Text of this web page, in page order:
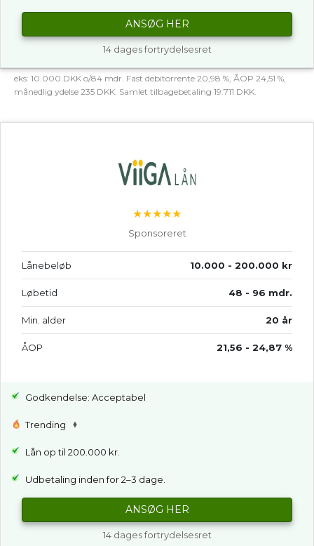
ANSØG HER
14 dages fortrydelsesret
eks: 10.000 DKK o/84 mdr. Fast debitorrente 20,98 %, ÅOP 24,51 %,
månedlig ydelse 235 DKK. Samlet tilbagebetaling 19.711 DKK.
★★★★★
Sponsoreret
Lånebeløb 10.000 - 200.000 kr
Løbetid 48 - 96 mdr.
Min. alder 20 år
ÅOP 21,56 - 24,87 %
Godkendelse: Acceptabel
Trending
Lån op til 200.000 kr.
Udbetaling inden for 2–3 dage.
ANSØG HER
14 dages fortrydelsesret